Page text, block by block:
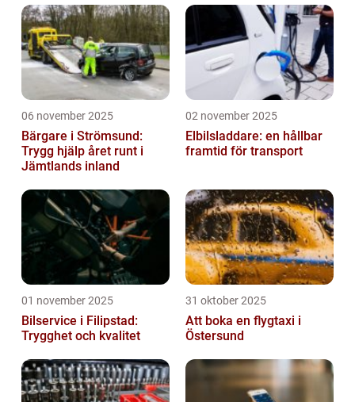
06 november 2025
Bärgare i Strömsund:
Trygg hjälp året runt i
Jämtlands inland
02 november 2025
Elbilsladdare: en hållbar
framtid för transport
01 november 2025
Bilservice i Filipstad:
Trygghet och kvalitet
31 oktober 2025
Att boka en flygtaxi i
Östersund